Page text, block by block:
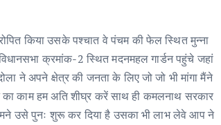
किया उसके पश्चात वे पंचम की फेल स्थित मुन्ना
क्रमांक-2 स्थित मदनमहल गार्डन पहुंचे जहां
ने अपने क्षेत्र की जनता के लिए जो जो भी मांगा मैंने
का काम हम अति शीघ्र करें साथ ही कमलनाथ सरकार
उसे पुनः शुरू कर दिया है उसका भी लाभ लेवे आप ने